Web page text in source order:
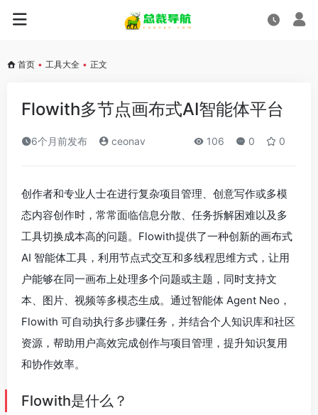
首页 • 工具大全 • 正文
Flowith多节点画布式AI智能体平台
6个月前发布 ceonav 106 0 0
创作者和专业人士在进行复杂项目管理、创意写作或多模
态内容创作时，常常面临信息分散、任务拆解困难以及多
工具切换成本高的问题。Flowith提供了一种创新的画布式
AI 智能体工具，利用节点式交互和多线程思维方式，让用
户能够在同一画布上处理多个问题或主题，同时支持文
本、图片、视频等多模态生成。通过智能体 Agent Neo，
Flowith 可自动执行多步骤任务，并结合个人知识库和社区
资源，帮助用户高效完成创作与项目管理，提升知识复用
和协作效率。
Flowith是什么？